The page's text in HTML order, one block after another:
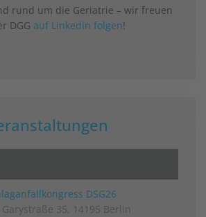
rund um die Geriatrie – wir freuen
DGG auf LinkedIn folgen!
DSG26
35, 14195 Berlin